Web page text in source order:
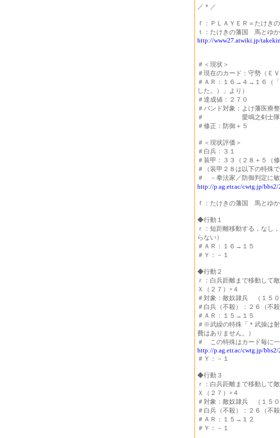
／＊／
ｆ：ＰＬＡＹＥＲ＝たけき
ｔ：たけきの藩国 馬とゆ
http://www27.atwiki.jp/
＃＜現状＞
＃現在のカード：守勢（Ｅ
＃ＡＲ：１６→４→１６（
した。）」より）
＃達成値：２７０
＃バンド対象：よけ藩医療
＃ 愛鳴之剣士隊（２
＃修正：防御＋５
＃＜現状評価＞
＃白兵：３１
＃装甲：３３（２８＋５（
＃（装甲２８は以下の特殊
＃ －拳法家／防御判定に
http://p.ag.etr.ac/cwtg.jp/bbs2/
ｆ：たけきの藩国 馬とゆ
◆行動１
ｒ：短距離移動する，なし
らない）
＃ＡＲ：１６→１５
＃Ｙ：－１
◆行動２
ｒ：白兵距離まで移動して
Ｘ（２７）×４
＃対象：敵奴隷兵 （１５
＃白兵（不殺）：２６（不
＃ＡＲ：１５→１５
＃※武繰の特殊「＊武操は
費はありません。）
＃ この特殊はカード毎に
http://p.ag.etr.ac/cwtg.jp/bbs2/
＃Ｙ：－１
◆行動３
ｒ：白兵距離まで移動して
Ｘ（２７）×４
＃対象：敵奴隷兵 （１５
＃白兵（不殺）：２６（不
＃ＡＲ：１５→１２
＃Ｙ：－１